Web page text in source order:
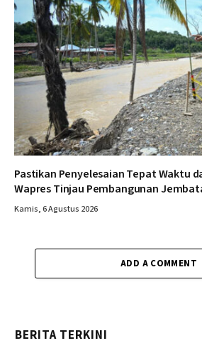
Pastikan Penyelesaian Tepat Waktu
Wapres Tinjau Pembangunan
Kamis, 6 Agustus 2026
ADD A COMMENT
BERITA TERKINI